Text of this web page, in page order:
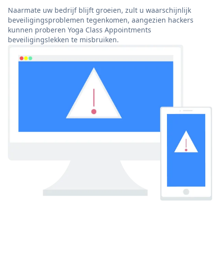
Naarmate uw bedrijf blijft groeien, zult u waarschijnlijk
beveiligingsproblemen tegenkomen, aangezien hackers
kunnen proberen Yoga Class Appointments
beveiligingslekken te misbruiken.